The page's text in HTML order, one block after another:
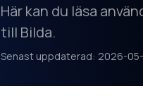
Här kan du läsa
till Bilda.
Senast uppdaterad: 2026-